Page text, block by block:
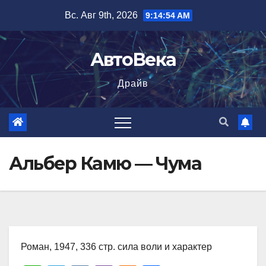
содержимому
Вс. Авг 9th, 2026 9:14:55 AM
АвтоВека
Драйв
Альбер Камю — Чума
Роман, 1947, 336 стр. сила воли и характер